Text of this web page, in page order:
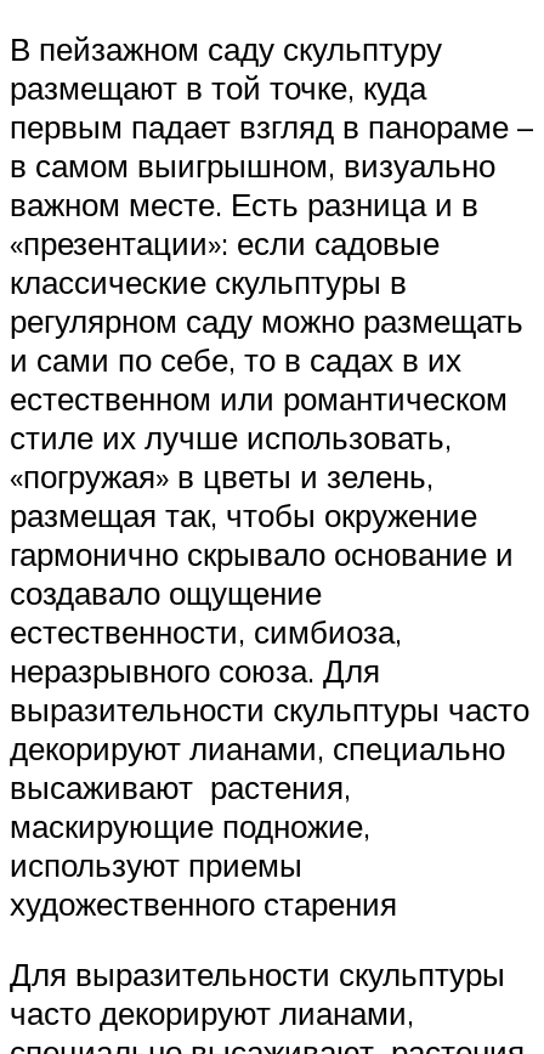
В пейзажном саду скульптуру
размещают в той точке, куда
первым падает взгляд в панораме –
в самом выигрышном, визуально
важном месте. Есть разница и в
«презентации»: если садовые
классические скульптуры в
регулярном саду можно размещать
и сами по себе, то в садах в их
естественном или романтическом
стиле их лучше использовать,
«погружая» в цветы и зелень,
размещая так, чтобы окружение
гармонично скрывало основание и
создавало ощущение
естественности, симбиоза,
неразрывного союза. Для
выразительности скульптуры часто
декорируют лианами, специально
высаживают растения,
маскирующие подножие,
используют приемы
художественного старения
Для выразительности скульптуры
часто декорируют лианами,